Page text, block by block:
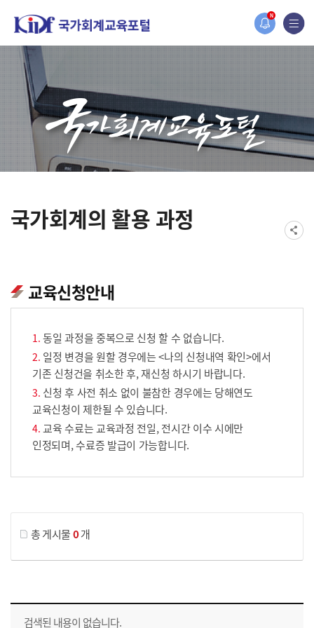
N
홈페이지가 새롭게 개편되었습니다.
한국조세재정연구원홈페이지가 새롭게 개설되었습니다.
국가회계의 활용 과정
교육신청안내
동일 과정을 중복으로 신청 할 수 없습니다.
일정 변경을 원할 경우에는 <나의 신청내역 확인>에서
기존 신청건을 취소한 후, 재신청 하시기 바랍니다.
신청 후 사전 취소 없이 불참한 경우에는 당해연도
교육신청이 제한될 수 있습니다.
교육 수료는 교육과정 전일, 전시간 이수 시에만
인정되며, 수료증 발급이 가능합니다.
총 게시물0개
교육신청 목록을 나타낸 표로 회차, 지역, 접수기간, 교육기간, 교육장소, 신청인원/모집인원, 상태로 나뉘어 설명합니다.
검색된 내용이 없습니다.